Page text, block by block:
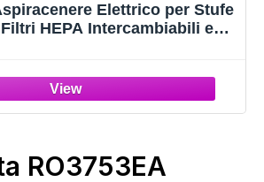
Elettrico per Stufe
HEPA Intercambiabili e
e Barbecue (1000watt)
RO3753EA